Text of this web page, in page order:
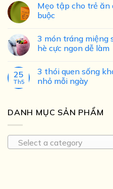
Mẹo tập cho trẻ ăn
buộc
3 món tráng miệng
hè cực ngon dễ làm
25
Th5
3 thói quen sống
nhỏ mỗi ngày
DANH MỤC SẢN PHẨM
Select a category